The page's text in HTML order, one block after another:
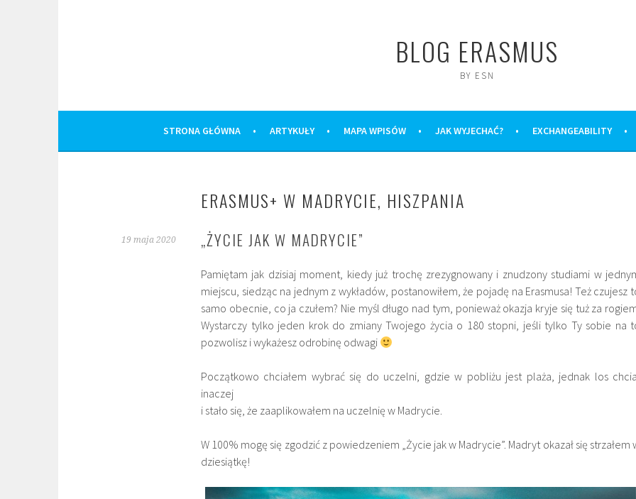
BLOG ERASMUS
BY ESN
STRONA GŁÓWNA ARTYKUŁY MAPA WPISÓW JAK WYJECHAĆ? EXCHANGEABILITY
ERASMUS+ W MADRYCIE, HISZPANIA
19 maja 2020 „ŻYCIE JAK W MADRYCIE”
Pamiętam jak dzisiaj moment, kiedy już trochę zrezygnowany i znudzony studiami w
miejscu, siedząc na jednym z wykładów, postanowiłem, że pojadę na Erasmusa! Też czujesz
samo obecnie, co ja czułem? Nie myśl długo nad tym, ponieważ okazja kryje się tuż za
Wystarczy tylko jeden krok do zmiany Twojego życia o 180 stopni, jeśli tylko Ty sobie na
pozwolisz i wykażesz odrobinę odwagi
Początkowo chciałem wybrać się do uczelni, gdzie w pobliżu jest plaża, jednak los
inaczej
i stało się, że zaaplikowałem na uczelnię w Madrycie.
W 100% mogę się zgodzić z powiedzeniem „Życie jak w Madrycie”. Madryt okazał się strzałem
dziesiątkę!